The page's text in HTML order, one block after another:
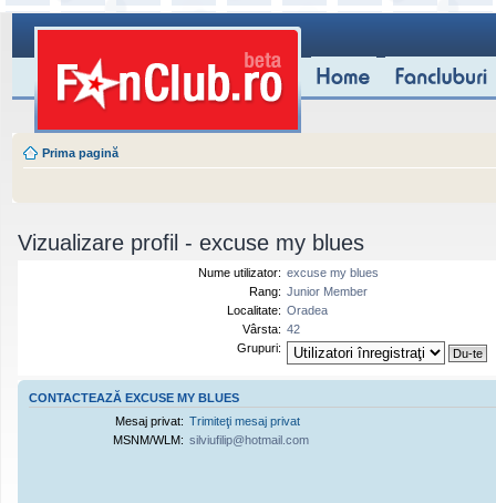
Prima pagină
Vizualizare profil - excuse my blues
Nume utilizator: excuse my blues
Rang: Junior Member
Localitate: Oradea
Vârsta: 42
Grupuri:
CONTACTEAZĂ EXCUSE MY BLUES
Mesaj privat: Trimiteţi mesaj privat
MSNM/WLM: silviufilip@hotmail.com